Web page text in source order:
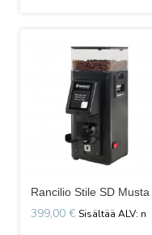
Rancilio Stile SD Musta
399,00 €